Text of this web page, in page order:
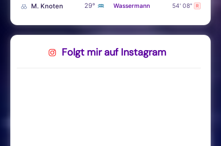
M. Knoten 29° ♒ Wassermann 54' 08" R
Folgt mir auf Instagram